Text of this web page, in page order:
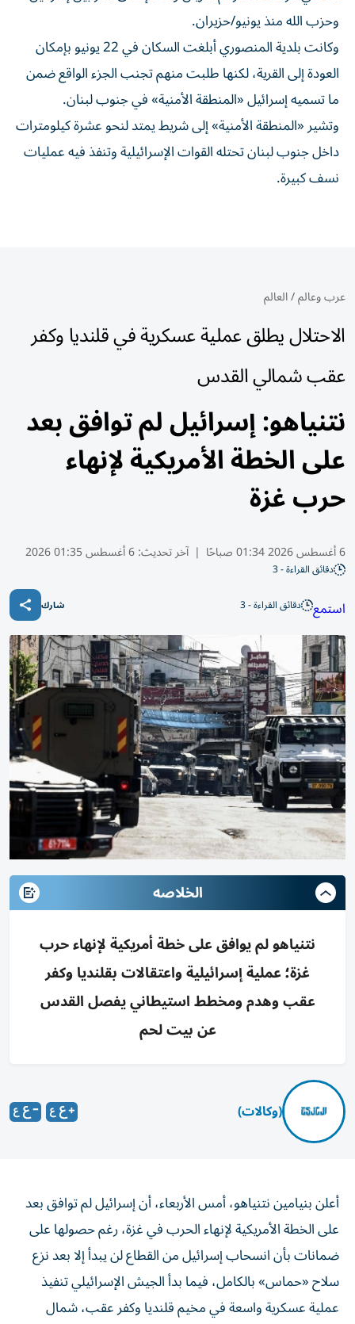
وحزب الله منذ يونيو/حزيران.
وكانت بلدية المنصوري أبلغت السكان في 22 يونيو بإمكان
العودة إلى القرية، لكنها طلبت منهم تجنب الجزء الواقع ضمن
ما تسميه إسرائيل «المنطقة الأمنية» في جنوب لبنان.
وتشير «المنطقة الأمنية» إلى شريط يمتد لنحو عشرة كيلومترات
داخل جنوب لبنان تحتله القوات الإسرائيلية وتنفذ فيه عمليات
نسف كبيرة.
عرب وعالم/العالم
الاحتلال يطلق عملية عسكرية في قلنديا وكفر
عقب شمالي القدس
نتنياهو: إسرائيل لم توافق بعد
على الخطة الأمريكية لإنهاء
حرب غزة
6 أغسطس 2026 01:34 صباحًا | آخر تحديث:6 أغسطس 01:35 2026
دقائق القراءة - 3
استمع دقائق القراءة - 3 شارك
الخلاصه
نتنياهو لم يوافق على خطة أمريكية لإنهاء حرب
غزة؛ عملية إسرائيلية واعتقالات بقلنديا وكفر
عقب وهدم ومخطط استيطاني يفصل القدس
عن بيت لحم
(وكالات)
أعلن بنيامين نتنياهو، أمس الأربعاء، أن إسرائيل لم توافق بعد
على الخطة الأمريكية لإنهاء الحرب في غزة، رغم حصولها على
ضمانات بأن انسحاب إسرائيل من القطاع لن يبدأ إلا بعد نزع
سلاح «حماس» بالكامل، فيما بدأ الجيش الإسرائيلي تنفيذ
عملية عسكرية واسعة في مخيم قلنديا وكفر عقب، شمال